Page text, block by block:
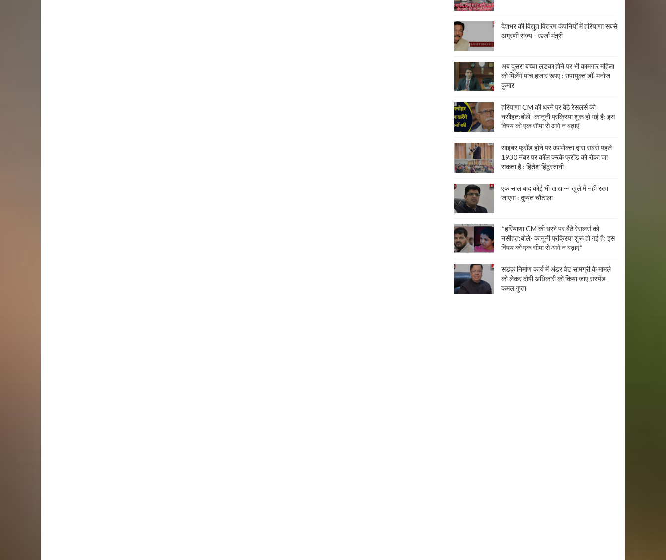
देशभर की विद्युत वितरण कंपनियों में हरियाणा सबसे
अग्रणी राज्य - ऊर्जा मंत्री
अब दूसरा बच्चा लडका होने पर भी कामगार महिला
को मिलेंगे पांच हजार रूपए : उपायुक्त डॉ. मनोज
कुमार
हरियाणा CM की धरने पर बैठे रेसलर्स को
नसीहत:बोले- कानूनी प्रक्रिया शुरू हो गई है; इस
विषय को एक सीमा से आगे न बढ़ाएं
साइबर फ्रॉड होने पर उपभोक्ता द्वारा सबसे पहले
1930 नंबर पर कॉल करके फ्रॉड को रोका जा
सकता है : हितेश हिंदुस्तानी
एक साल बाद कोई भी खाद्यान्न खुले में नहीं रखा
जाएगा : दुष्यंत चौटाला
*हरियाणा CM की धरने पर बैठे रेसलर्स को
नसीहत:बोले- कानूनी प्रक्रिया शुरू हो गई है; इस
विषय को एक सीमा से आगे न बढ़ाएं*
सडक़ निर्माण कार्य में अंडर वेट सामग्री के मामले
को लेकर दोषी अधिकारी को किया जाए सस्पेंड -
कमल गुप्ता